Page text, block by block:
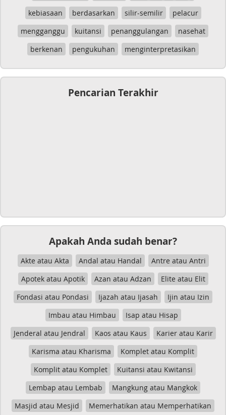
kebiasaan
berdasarkan silir-semilir
pelacur
mengganggu
kuitansi penanggulangan
nasehat
berkenan
pengukuhan menginterpretasikan
Pencarian Terakhir
Apakah Anda sudah benar?
Akte atau Akta Andal atau Handal
Antre atau Antri
Apotek atau Apotik
Azan atau Adzan
Elite atau Elit
Fondasi atau Pondasi
Ijazah atau Ijasah
Ijin atau Izin
Imbau atau Himbau
Isap atau Hisap
Jenderal atau Jendral
Kaos atau Kaus
Karier atau Karir
Karisma atau Kharisma
Komplet atau Komplit
Komplit atau Komplet
Kuitansi atau Kwitansi
Lembap atau Lembab
Mangkung atau Mangkok
Masjid atau Mesjid
Memerhatikan atau Memperhatikan